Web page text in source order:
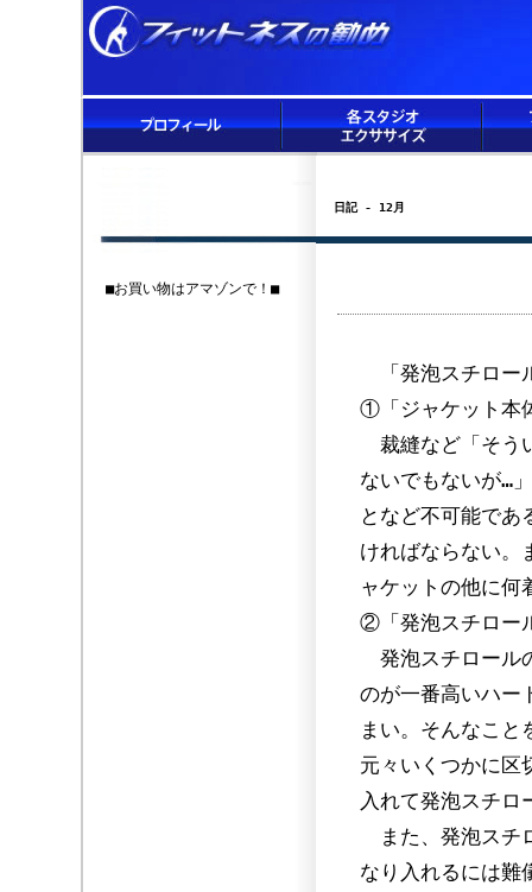
■お買い物はアマゾンで！■
日記 - 12月
「発泡スチロー
①「ジャケット本
裁縫など「そう
ないでもないが…
となど不可能であ
ければならない。
ャケットの他に何
②「発泡スチロー
発泡スチロール
のが一番高いハー
まい。そんなこと
元々いくつかに区
入れて発泡スチロ
また、発泡スチ
なり入れるには難